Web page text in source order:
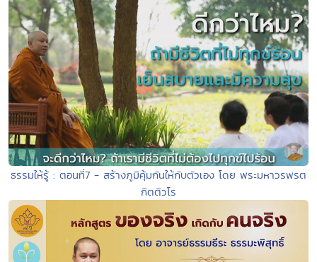
ธรรมให้รู้ : ตอนที่7 - สร้างภูมิคุ้มกันให้กับตัวเอง โดย พระมหาวรพรต
กิตติวโร